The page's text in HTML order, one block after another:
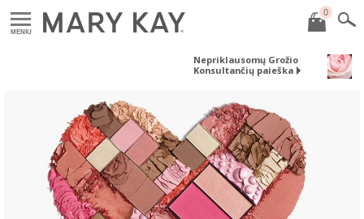
MENIU
0
Nepriklausomų Grožio
Konsultančių paieška